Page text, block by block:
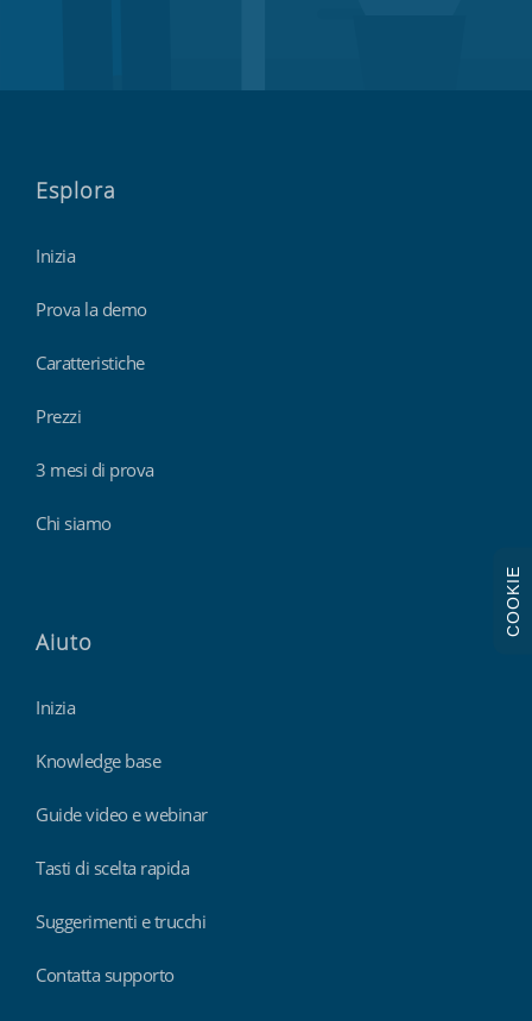
Esplora
Inizia
Prova la demo
Caratteristiche
Prezzi
3 mesi di prova
Chi siamo
Aiuto
Inizia
Knowledge base
Guide video e webinar
Tasti di scelta rapida
Suggerimenti e trucchi
Contatta supporto
COOKIE